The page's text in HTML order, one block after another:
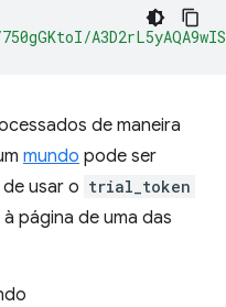
de maneira
mundo pode ser
usar o trial_token
página de uma das